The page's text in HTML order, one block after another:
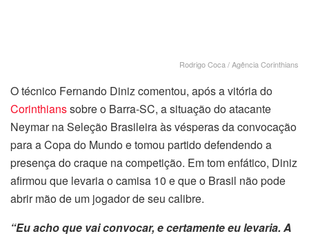
Rodrigo Coca / Agência Corinthians
O técnico Fernando Diniz comentou, após a vitória do
Corinthianssobre o Barra-SC, a situação do atacante
Neymar na Seleção Brasileira às vésperas da convocação
para a Copa do Mundo e tomou partido defendendo a
presença do craque na competição. Em tom enfático, Diniz
afirmou que levaria o camisa 10 e que o Brasil não pode
abrir mão de um jogador de seu calibre.
“Eu acho que vai convocar, e certamente eu levaria. A